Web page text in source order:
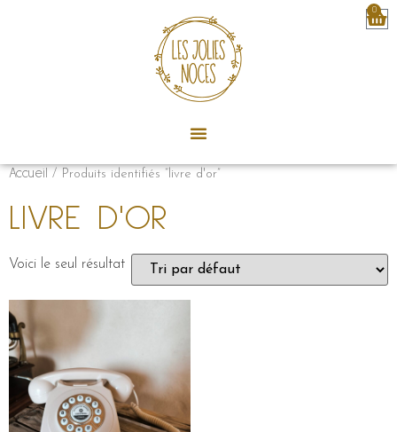
0
Accueil / Produits identifiés “livre d'or”
LIVRE D'OR
Voici le seul résultat